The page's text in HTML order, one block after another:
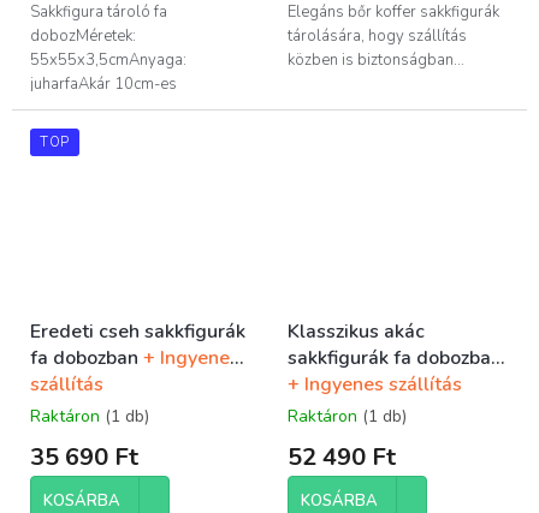
Sakkfigura tároló fa
dobozMéretek:
55x55x3,5cmAnyaga:
juharfaAkár 10cm-es
királymagasságú...
Elegáns bőr koffer sakkfigurák
tárolására, hogy szállítás
közben is biztonságban...
TOP
Eredeti cseh sakkfigurák
fa dobozban + Ingyenes
szállítás
Raktáron (1 db)
35 690 Ft
KOSÁRBA
Klasszikus akác
sakkfigurák fa dobozban
+ Ingyenes szállítás
Raktáron (1 db)
52 490 Ft
KOSÁRBA